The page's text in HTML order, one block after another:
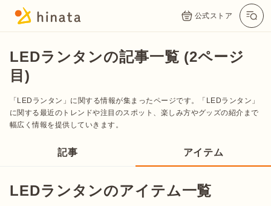
公式ストア
LEDランタンの記事一覧 (2ページ
目)
「LEDランタン」に関する情報が集まったページです。「LEDランタン」
に関する最近のトレンドや注目のスポット、楽しみ方やグッズの紹介まで
幅広く情報を提供していきます。
記事 アイテム
LEDランタンのアイテム一覧